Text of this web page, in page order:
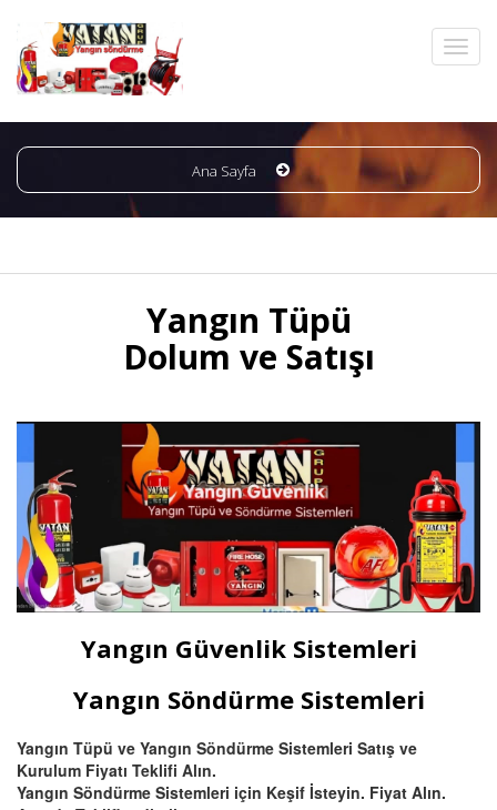
Ana Sayfa
Yangın Tüpü
Dolum ve Satışı
Yangın Güvenlik Sistemleri
Yangın Söndürme Sistemleri
Yangın Tüpü ve Yangın Söndürme Sistemleri Satış ve
Kurulum Fiyatı Teklifi Alın.
Yangın Söndürme Sistemleri için Keşif İsteyin. Fiyat Alın.